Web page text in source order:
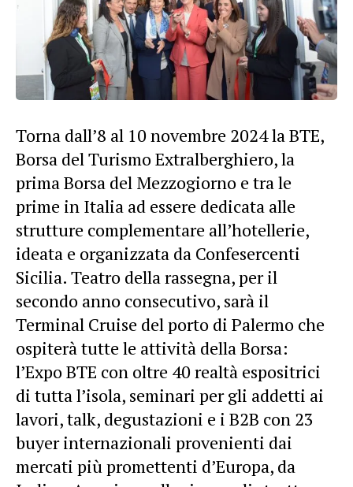
Torna dall’8 al 10 novembre 2024 la BTE,
Borsa del Turismo Extralberghiero, la
prima Borsa del Mezzogiorno e tra le
prime in Italia ad essere dedicata alle
strutture complementare all’hotellerie,
ideata e organizzata da Confesercenti
Sicilia. Teatro della rassegna, per il
secondo anno consecutivo, sarà il
Terminal Cruise del porto di Palermo che
ospiterà tutte le attività della Borsa:
l’Expo BTE con oltre 40 realtà espositrici
di tutta l’isola, seminari per gli addetti ai
lavori, talk, degustazioni e i B2B con 23
buyer internazionali provenienti dai
mercati più promettenti d’Europa, da